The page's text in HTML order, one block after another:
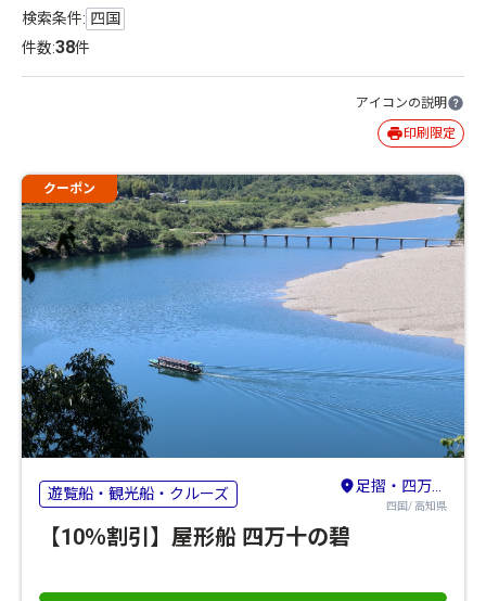
検索条件: 四国
件数:38件
アイコンの説明
印刷限定
クーポン
遊覧船・観光船・クルーズ 足摺・四万十・宿毛
四国/ 高知県
【10％割引】屋形船 四万十の碧